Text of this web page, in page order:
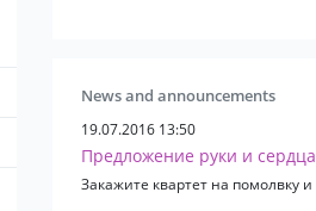
News and announcements
19.07.2016 13:50
Предложение руки и
Закажите квартет на помолвку